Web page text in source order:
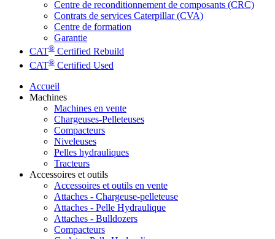
Centre de reconditionnement de composants (CRC)
Contrats de services Caterpillar (CVA)
Centre de formation
Garantie
CAT® Certified Rebuild
CAT® Certified Used
Accueil
Machines
Machines en vente
Chargeuses-Pelleteuses
Compacteurs
Niveleuses
Pelles hydrauliques
Tracteurs
Accessoires et outils
Accessoires et outils en vente
Attaches - Chargeuse-pelleteuse
Attaches - Pelle Hydraulique
Attaches - Bulldozers
Compacteurs